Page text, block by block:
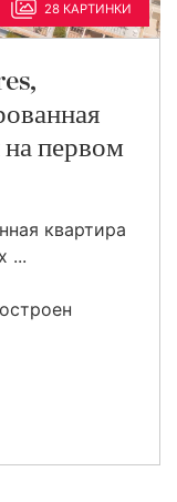
28 КАРТИНКИ
на первом
квартира
...